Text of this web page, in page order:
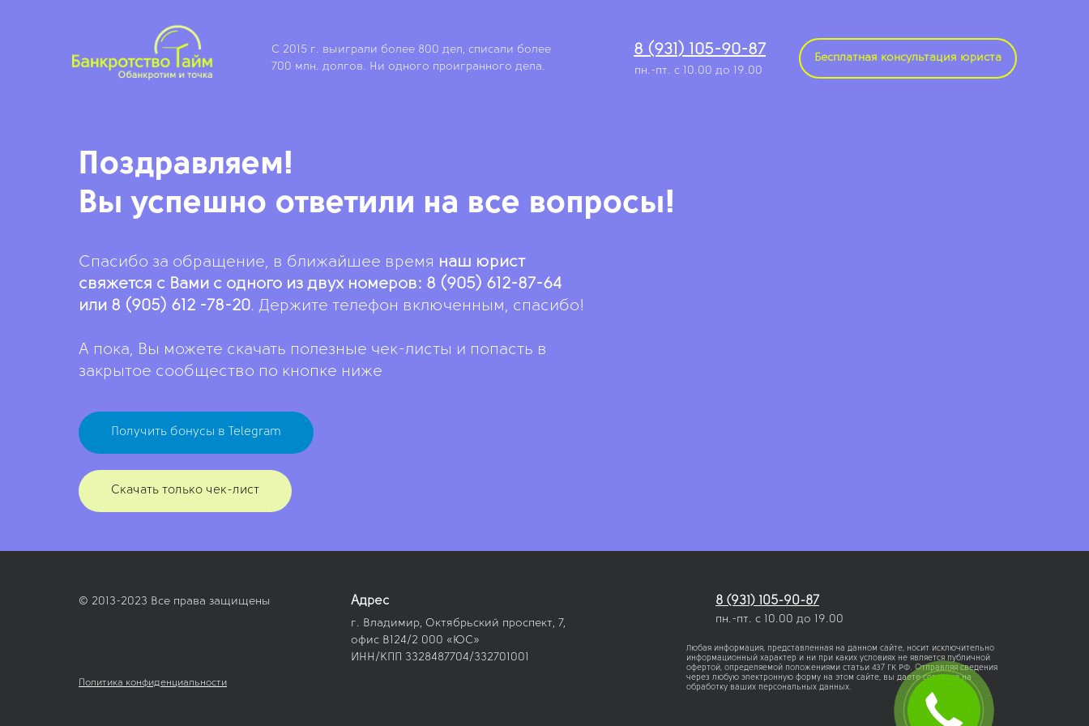
С 2015 г. выиграли более 800 дел, списали более
700 млн. долгов. Ни одного проигранного дела.
8 (931) 105-90-87
пн.-пт. с 10.00 до 19.00
Бесплатная консультация юриста
Поздравляем!
Вы успешно ответили на все вопросы!
Спасибо за обращение, в ближайшее время наш юрист
свяжется с Вами с одного из двух номеров: 8 (905) 612-87-64
или 8 (905) 612 -78-20. Держите телефон включенным, спасибо!
А пока, Вы можете скачать полезные чек-листы и попасть в
закрытое сообщество по кнопке ниже
Получить бонусы в Telegram
Скачать только чек-лист
© 2013-2023 Все права защищены
Политика конфиденциальности
Адрес
г. Владимир, Октябрьский проспект, 7,
офис В124/2 000 «ЮС»
ИНН/КПП 3328487704/332701001
8 (931) 105-90-87
пн.-пт. с 10.00 до 19.00
Любая информация, представленная на данном сайте, носит исключительно
информационный характер и ни при каких условиях не является публичной
офертой, определяемой положениями статьи 437 ГК РФ. Отправляя сведения
через любую электронную форму на этом сайте, вы даете согласие на
обработку ваших персональных данных.